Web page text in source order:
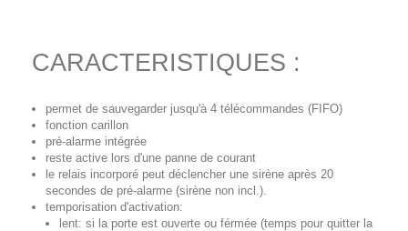
CARACTERISTIQUES :
permet de sauvegarder jusqu'à 4 télécommandes (FIFO)
fonction carillon
pré-alarme intégrée
reste active lors d'une panne de courant
le relais incorporé peut déclencher une sirène après 20
secondes de pré-alarme (sirène non incl.).
temporisation d'activation:
lent: si la porte est ouverte ou férmée (temps pour quitter la